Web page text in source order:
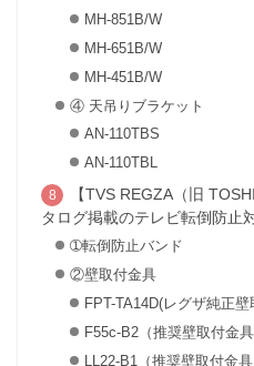
MH-851B/W
MH-651B/W
MH-451B/W
④ 天吊りブラケット
AN-110TBS
AN-110TBL
【TVS REGZA（旧
タログ掲載のテレビ転倒防止
➀転倒防止バンド
②壁取付金具
FPT-TA14D(レグザ純正
F55c-B2（推奨壁取付金具
LL22-B1（推奨壁取付金具